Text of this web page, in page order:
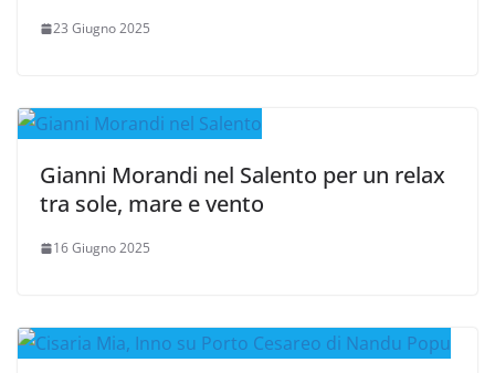
23 Giugno 2025
Gianni Morandi nel Salento per un relax
tra sole, mare e vento
16 Giugno 2025